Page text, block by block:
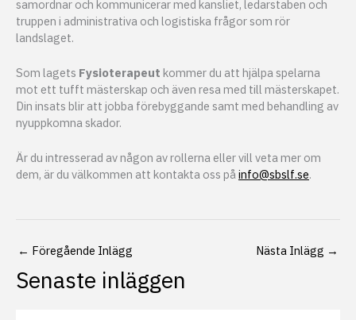
samordnar och kommunicerar med kansliet, ledarstaben och
truppen i administrativa och logistiska frågor som rör
landslaget.
Som lagets Fysioterapeut kommer du att hjälpa spelarna
mot ett tufft mästerskap och även resa med till mästerskapet.
Din insats blir att jobba förebyggande samt med behandling av
nyuppkomna skador.
Är du intresserad av någon av rollerna eller vill veta mer om
dem, är du välkommen att kontakta oss påinfo@sbslf.se.
← Föregående Inlägg Nästa Inlägg →
Senaste inläggen